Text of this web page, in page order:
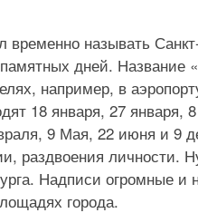
называть
дней. Название
например, в
18 января, 27 января,
9 Мая, 22 июня и 9
раздвоения личности.
Надписи огромные и
города.